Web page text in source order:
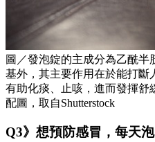
圖／發泡錠的主成分為乙酰
基外，其主要作用在於能打斷
有助化痰、止咳，進而發揮舒
配圖，取自Shutterstock
Q3》想預防感冒，每天